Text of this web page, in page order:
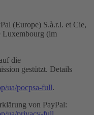
(Europe) S.à.r.l. et Cie,
Luxembourg (im
die
gestützt. Details
ua/pocpsa-full.
von PayPal: